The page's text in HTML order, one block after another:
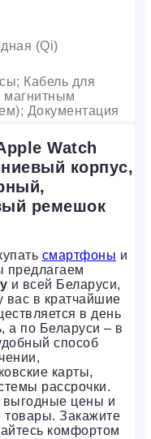
(Qi)
Кабель для
магнитным
Документация
Watch
корпус,
ремешок
смартфоны и
предлагаем
и всей Беларуси,
в кратчайшие
в день
а по Беларуси – в
способ
карты,
рассрочки.
выгодные цены и
Закажите
комфортом